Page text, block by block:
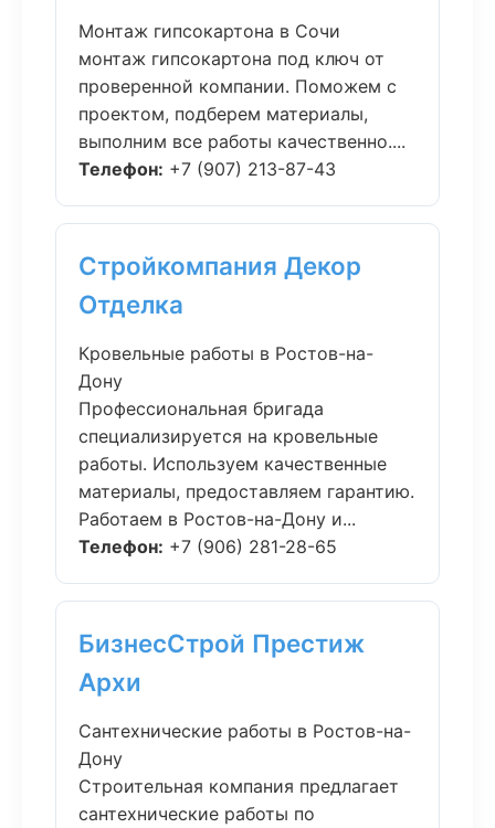
Монтаж гипсокартона в Сочи
монтаж гипсокартона под ключ от
проверенной компании. Поможем с
проектом, подберем материалы,
выполним все работы качественно....
Телефон: +7 (907) 213-87-43
Стройкомпания Декор
Отделка
Кровельные работы в Ростов-на-
Дону
Профессиональная бригада
специализируется на кровельные
работы. Используем качественные
материалы, предоставляем гарантию.
Работаем в Ростов-на-Дону и...
Телефон: +7 (906) 281-28-65
БизнесСтрой Престиж
Архи
Сантехнические работы в Ростов-на-
Дону
Строительная компания предлагает
сантехнические работы по